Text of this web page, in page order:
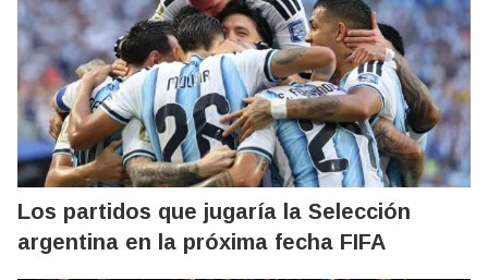
Los partidos que jugaría la Selección
argentina en la próxima fecha FIFA